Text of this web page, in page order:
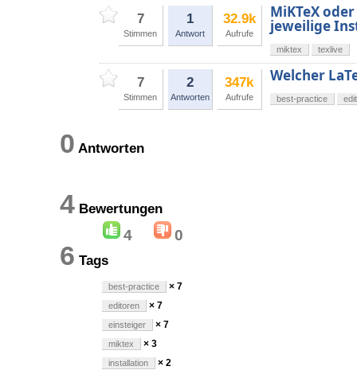
7
Stimmen
1
Antwort
32.9k
Aufrufe
MiKTeX
jeweilige
miktex texlive
7
Stimmen
2
Antworten
347k
Aufrufe
Welcher
best-practice
0 Antworten
4 Bewertungen
4 0
6 Tags
best-practice × 7
editoren × 7
einsteiger × 7
miktex × 3
installation × 2